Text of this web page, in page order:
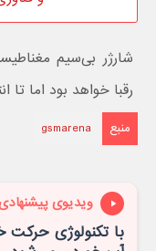
شارژر بی‌سیم
رقبا خواهد بود اما تا
منبع gsmarena
ویدیوی
با تکنولوژی حرکت